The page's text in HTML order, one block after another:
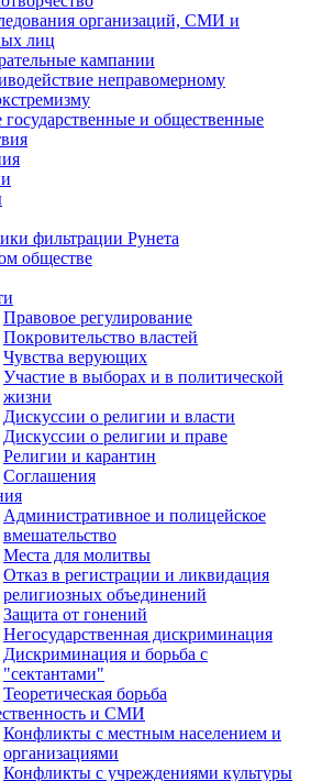
организаций, СМИ и
лиц
кампании
неправомерному
и общественные
фильтрации Рунета
обществе
Правовое регулирование
Покровительство властей
Чувства верующих
Участие в выборах и в политической
жизни
Дискуссии о религии и власти
Дискуссии о религии и праве
Религии и карантин
Соглашения
Административное и полицейское
вмешательство
Места для молитвы
Отказ в регистрации и ликвидация
религиозных объединений
Защита от гонений
Негосударственная дискриминация
Дискриминация и борьба с
"сектантами"
Теоретическая борьба
и СМИ
Конфликты с местным населением и
организациями
Конфликты с учреждениями культуры